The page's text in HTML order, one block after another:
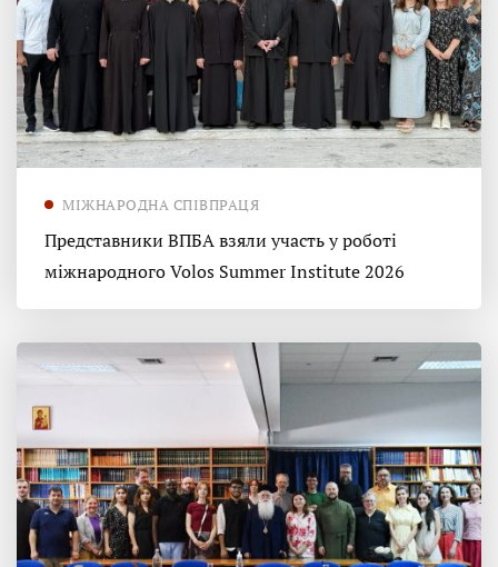
МІЖНАРОДНА СПІВПРАЦЯ
Представники ВПБА взяли участь у роботі
міжнародного Volos Summer Institute 2026